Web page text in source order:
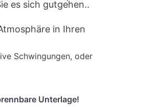
es sich gutgehen..
in Ihren
Schwingungen, oder
Unterlage!